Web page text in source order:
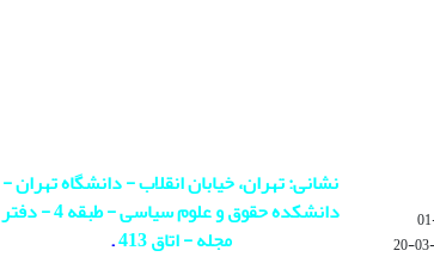
نشانی: تهران، خیابان انقلاب - دانشگاه تهران -
دانشکده حقوق و علوم سیاسی - طبقه 4 - دفتر
مجله - اتاق 413
.